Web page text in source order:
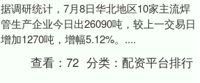
据调研统计，7月8日华北地区10家主流焊
管生产企业今日出26090吨，较上一交易日
增加1270吨，增幅5.12%。....
查看：72 分类：配资平台排行